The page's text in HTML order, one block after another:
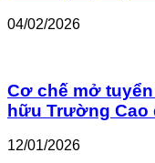
04/02/2026
Cơ chế mở
hữu Trường Cao
12/01/2026